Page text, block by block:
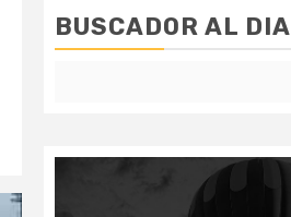
BUSCADOR AL DIA